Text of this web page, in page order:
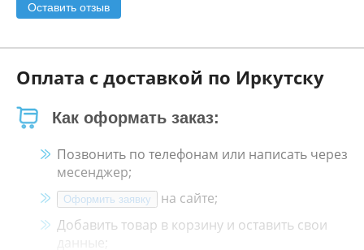
Оставить отзыв
Оплата с доставкой по Иркутску
Как оформать заказ:
Позвонить по телефонам или написать через
месенджер;
Оформить заявку
на сайте;
Добавить товар в корзину и оставить свои
данные;